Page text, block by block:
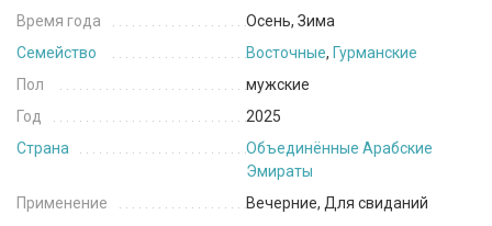
Время года
Осень, Зима
Семейство
Восточные, Гурманские
Пол
мужские
Год
2025
Страна
Объединённые Арабские
Эмираты
Применение
Вечерние, Для свиданий